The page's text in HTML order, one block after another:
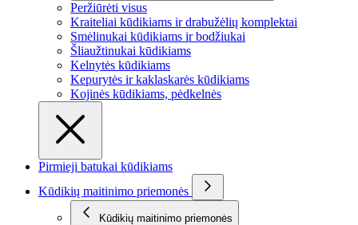
Peržiūrėti visus
Kraiteliai kūdikiams ir drabužėlių komplektai
Smėlinukai kūdikiams ir bodžiukai
Šliaužtinukai kūdikiams
Kelnytės kūdikiams
Kepurytės ir kaklaskarės kūdikiams
Kojinės kūdikiams, pėdkelnės
Pirmieji batukai kūdikiams
Kūdikių maitinimo priemonės
Kūdikių maitinimo priemonės